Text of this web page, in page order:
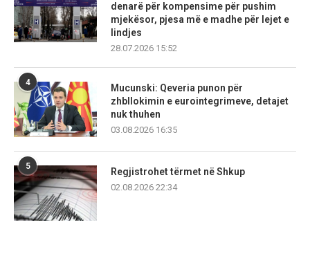
denarë për kompensime për pushim
mjekësor, pjesa më e madhe për lejet e
lindjes
28.07.2026 15:52
4
Mucunski: Qeveria punon për
zhbllokimin e eurointegrimeve, detajet
nuk thuhen
03.08.2026 16:35
5
Regjistrohet tërmet në Shkup
02.08.2026 22:34